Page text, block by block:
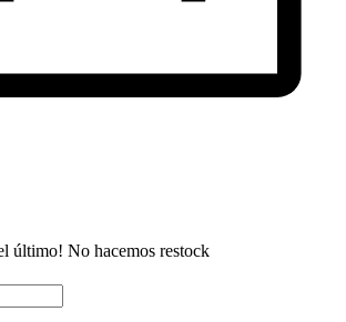
último! No hacemos restock